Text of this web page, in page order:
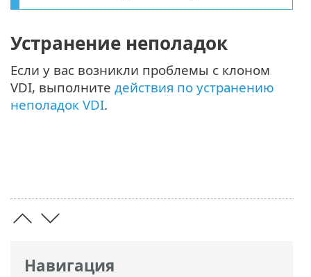
Навигация
Устранение неполадок
Если у вас возникли проблемы с клоном
VDI, выполните действия по устранению
неполадок VDI.